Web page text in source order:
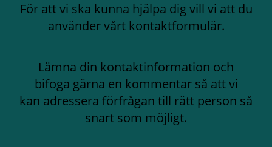
För att vi ska kunna hjälpa dig vill vi att du
använder vårt kontaktformulär.
Lämna din kontaktinformation och
bifoga gärna en kommentar så att vi
kan adressera förfrågan till rätt person så
snart som möjligt.